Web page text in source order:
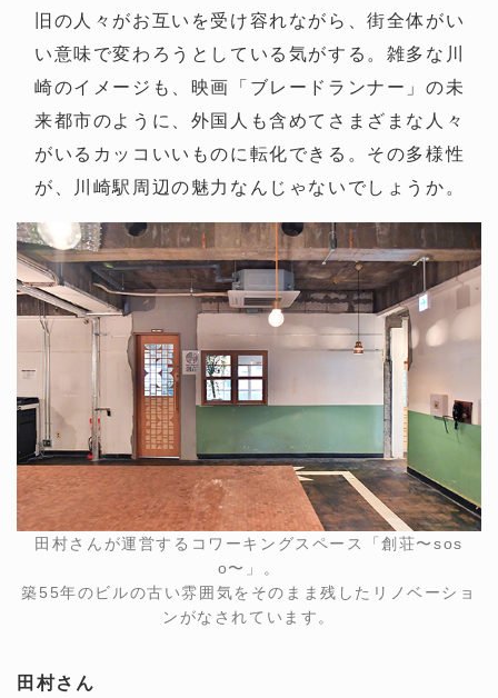
旧の人々がお互いを受け容れながら、街全体がい
い意味で変わろうとしている気がする。雑多な川
崎のイメージも、映画「ブレードランナー」の未
来都市のように、外国人も含めてさまざまな人々
がいるカッコいいものに転化できる。その多様性
が、川崎駅周辺の魅力なんじゃないでしょうか。
田村さんが運営するコワーキングスペース「創荘〜sos
o〜」。
築55年のビルの古い雰囲気をそのまま残したリノベーショ
ンがなされています。
田村さん